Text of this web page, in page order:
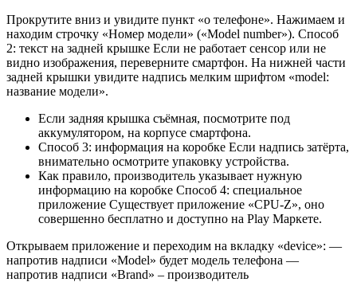
Прокрутите вниз и увидите пункт «о телефоне». Нажимаем и
находим строчку «Номер модели» («Model number»). Способ
2: текст на задней крышке Если не работает сенсор или не
видно изображения, переверните смартфон. На нижней части
задней крышки увидите надпись мелким шрифтом «model:
название модели».
Если задняя крышка съёмная, посмотрите под
аккумулятором, на корпусе смартфона.
Способ 3: информация на коробке Если надпись затёрта,
внимательно осмотрите упаковку устройства.
Как правило, производитель указывает нужную
информацию на коробке Способ 4: специальное
приложение Существует приложение «CPU-Z», оно
совершенно бесплатно и доступно на Play Маркете.
Открываем приложение и переходим на вкладку «device»: —
напротив надписи «Model» будет модель телефона —
напротив надписи «Brand» – производитель